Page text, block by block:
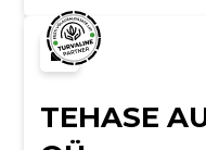
TEHASE